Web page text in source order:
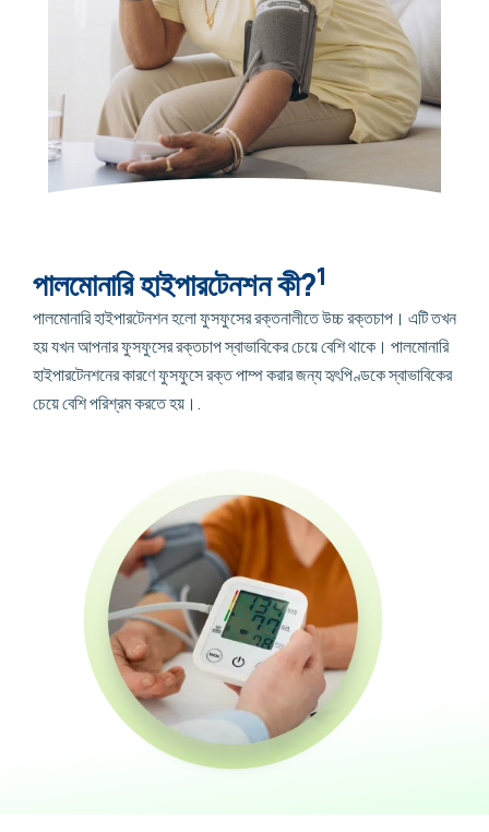
পালমোনারি হাইপারটেনশন কী?1
পালমোনারি হাইপারটেনশন হলো ফুসফুসের রক্তনালীতে উচ্চ রক্তচাপ। এটি তখন
হয় যখন আপনার ফুসফুসের রক্তচাপ স্বাভাবিকের চেয়ে বেশি থাকে। পালমোনারি
হাইপারটেনশনের কারণে ফুসফুসে রক্ত পাম্প করার জন্য হৃৎপিণ্ডকে স্বাভাবিকের
চেয়ে বেশি পরিশ্রম করতে হয়।.